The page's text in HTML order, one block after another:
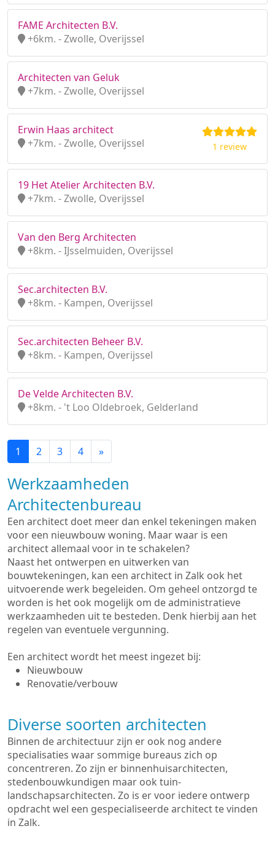
FAME Architecten B.V.
+6km. - Zwolle, Overijssel
Architecten van Geluk
+7km. - Zwolle, Overijssel
Erwin Haas architect
+7km. - Zwolle, Overijssel
1 review
19 Het Atelier Architecten B.V.
+7km. - Zwolle, Overijssel
Van den Berg Architecten
+8km. - IJsselmuiden, Overijssel
Sec.architecten B.V.
+8km. - Kampen, Overijssel
Sec.architecten Beheer B.V.
+8km. - Kampen, Overijssel
De Velde Architecten B.V.
+8km. - 't Loo Oldebroek, Gelderland
1 2 3 4 »
Werkzaamheden
Architectenbureau
Een architect doet meer dan enkel tekeningen maken
voor een nieuwbouw woning. Maar waar is een
architect allemaal voor in te schakelen?
Naast het ontwerpen en uitwerken van
bouwtekeningen, kan een architect in Zalk ook het
uitvoerende werk begeleiden. Om geheel ontzorgd te
worden is het ook mogelijk om de administratieve
werkzaamheden uit te besteden. Denk hierbij aan het
regelen van eventuele vergunning.
Een architect wordt het meest ingezet bij:
Nieuwbouw
Renovatie/verbouw
Diverse soorten architecten
Binnen de architectuur zijn er ook nog andere
specialisaties waar sommige bureaus zich op
concentreren. Zo zijn er binnenhuisarchitecten,
stedenbouwkundigen maar ook tuin-
landschapsarchitecten. Zo is er voor iedere ontwerp
opdracht wel een gespecialiseerde architect te vinden
in Zalk.